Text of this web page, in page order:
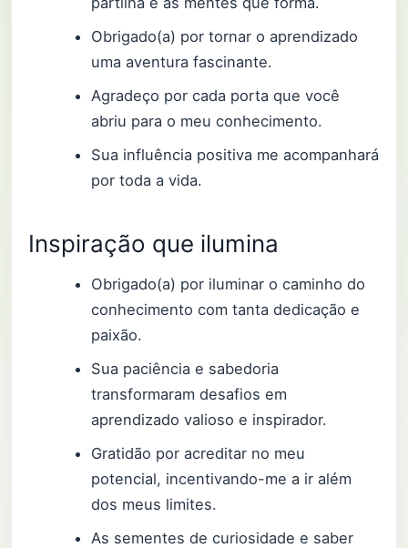
Obrigado(a) por tornar o aprendizado
uma aventura fascinante.
Agradeço por cada porta que você
abriu para o meu conhecimento.
Sua influência positiva me acompanhará
por toda a vida.
Inspiração que ilumina
Obrigado(a) por iluminar o caminho do
conhecimento com tanta dedicação e
paixão.
Sua paciência e sabedoria
transformaram desafios em
aprendizado valioso e inspirador.
Gratidão por acreditar no meu
potencial, incentivando-me a ir além
dos meus limites.
As sementes de curiosidade e saber